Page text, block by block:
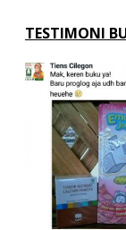
TESTIMONI